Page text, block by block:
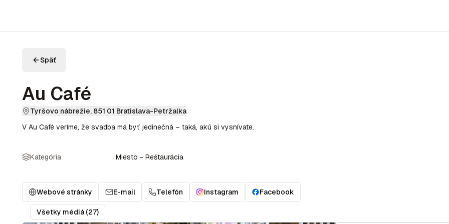
Späť
Au Café
Tyršovo nábrežie, 851 01 Bratislava-Petržalka
V Au Café veríme, že svadba má byť jedinečná – taká, akú si vysnívate.
Kategória Miesto - Reštaurácia
Webové stránky E-mail Telefón Instagram Facebook
Všetky médiá (27)